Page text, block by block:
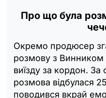
Про що була
Окремо продюсер
розмову з Винником
виїзду за кордон. За
розмова відбулася
поводився вкрай